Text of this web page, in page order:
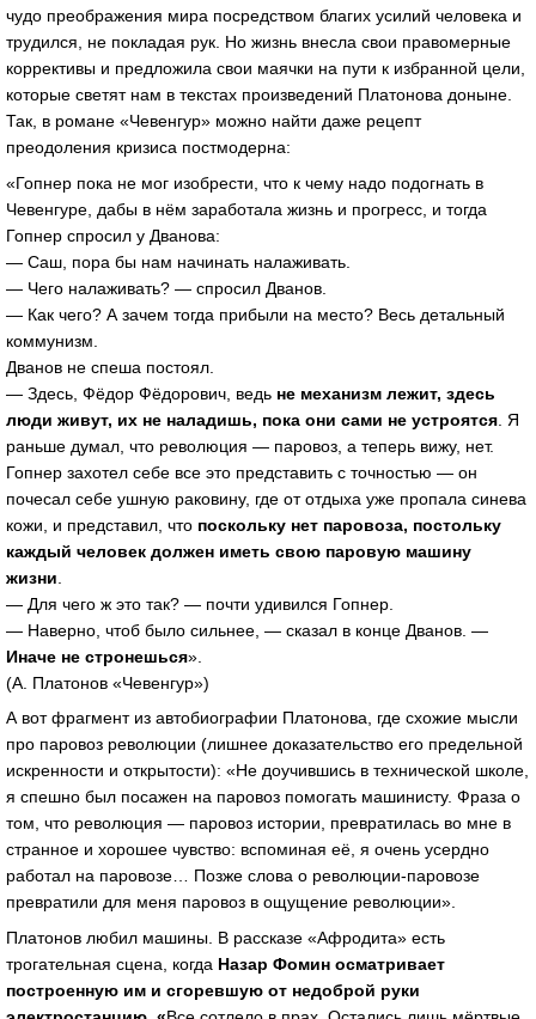
чудо преображения мира посредством благих усилий человека и
трудился, не покладая рук. Но жизнь внесла свои правомерные
коррективы и предложила свои маячки на пути к избранной цели,
которые светят нам в текстах произведений Платонова доныне.
Так, в романе «Чевенгур» можно найти даже рецепт
преодоления кризиса постмодерна:
«Гопнер пока не мог изобрести, что к чему надо подогнать в
Чевенгуре, дабы в нём заработала жизнь и прогресс, и тогда
Гопнер спросил у Дванова:
— Саш, пора бы нам начинать налаживать.
— Чего налаживать? — спросил Дванов.
— Как чего? А зачем тогда прибыли на место? Весь детальный
коммунизм.
Дванов не спеша постоял.
— Здесь, Фёдор Фёдорович, ведь не механизм лежит, здесь
люди живут, их не наладишь, пока они сами не устроятся . Я
раньше думал, что революция — паровоз, а теперь вижу, нет.
Гопнер захотел себе все это представить с точностью — он
почесал себе ушную раковину, где от отдыха уже пропала синева
кожи, и представил, что поскольку нет паровоза, постольку
каждый человек должен иметь свою паровую машину
жизни
— Для чего ж это так? — почти удивился Гопнер.
— Наверно, чтоб было сильнее, — сказал в конце Дванов. —
Иначе не стронешься».
(А. Платонов «Чевенгур»)
А вот фрагмент из автобиографии Платонова, где схожие мысли
про паровоз революции (лишнее доказательство его предельной
искренности и открытости): «Не доучившись в технической школе,
я спешно был посажен на паровоз помогать машинисту. Фраза о
том, что революция — паровоз истории, превратилась во мне в
странное и хорошее чувство: вспоминая её, я очень усердно
работал на паровозе… Позже слова о революции-паровозе
превратили для меня паровоз в ощущение революции».
Платонов любил машины. В рассказе «Афродита» есть
трогательная сцена, когда Назар Фомин осматривает
построенную им и сгоревшую от недоброй руки